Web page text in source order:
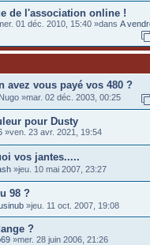
de l'association online !
01 déc. 2010, 15:40 »dans A
avez vous payé vos 480 ?
»mar. 02 déc. 2003, 00:25
pour Dusty
»ven. 23 avr. 2021, 19:54
vos jantes.....
»jeu. 10 mai 2007, 23:27
98 ?
»jeu. 11 oct. 2007, 19:08
?
»mer. 28 juin 2006, 21:26